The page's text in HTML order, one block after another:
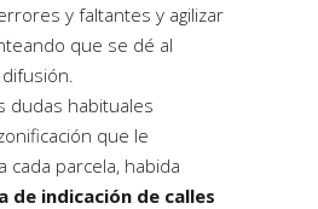
y faltantes y agilizar
que se dé al
dudas habituales
que le
cada parcela, habida
de indicación de calles